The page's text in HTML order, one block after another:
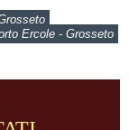
Ercole - Grosseto